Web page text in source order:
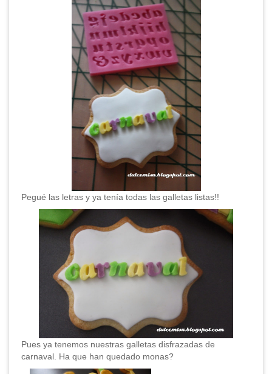
Pegué las letras y ya tenía todas las galletas listas!!
Pues ya tenemos nuestras galletas disfrazadas de
carnaval. Ha que han quedado monas?